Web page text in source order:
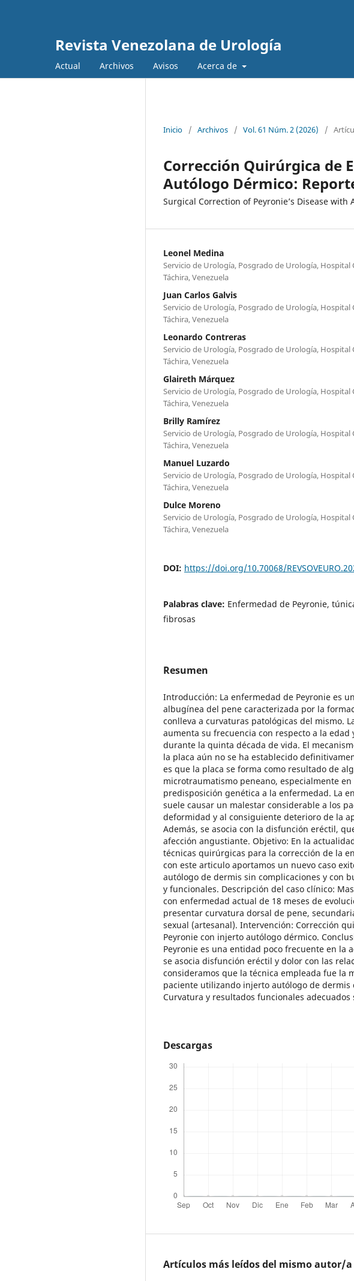
Revista Venezolana de Urología
Actual Archivos Avisos Acerca de
Inicio / Archivos / Vol. 61 Núm. 2 (2026) /
Corrección Quirúrgica de
Autólogo Dérmico:
Surgical Correction of Peyronie’s Disease
Leonel Medina
Servicio de Urología, Posgrado de Urología, Hospital
Táchira, Venezuela
Juan Carlos Galvis
Servicio de Urología, Posgrado de Urología, Hospital
Táchira, Venezuela
Leonardo Contreras
Servicio de Urología, Posgrado de Urología, Hospital
Táchira, Venezuela
Glaireth Márquez
Servicio de Urología, Posgrado de Urología, Hospital
Táchira, Venezuela
Brilly Ramírez
Servicio de Urología, Posgrado de Urología, Hospital
Táchira, Venezuela
Manuel Luzardo
Servicio de Urología, Posgrado de Urología, Hospital
Táchira, Venezuela
Dulce Moreno
Servicio de Urología, Posgrado de Urología, Hospital
Táchira, Venezuela
DOI: https://doi.org/10.70068/
Palabras clave: Enfermedad de Peyronie,
fibrosas
Resumen
Introducción: La enfermedad de Peyronie es
albugínea del pene caracterizada por la
conlleva a curvaturas patológicas del mismo.
aumenta su frecuencia con respecto a la
durante la quinta década de vida. El
la placa aún no se ha establecido
es que la placa se forma como resultado de
microtraumatismo peneano, especialmente en
predisposición genética a la enfermedad. La
suele causar un malestar considerable a los
deformidad y al consiguiente deterioro de la
Además, se asocia con la disfunción eréctil,
afección angustiante. Objetivo: En la
técnicas quirúrgicas para la corrección de la
con este articulo aportamos un nuevo caso
autólogo de dermis sin complicaciones y con
y funcionales. Descripción del caso clínico:
con enfermedad actual de 18 meses de
presentar curvatura dorsal de pene,
sexual (artesanal). Intervención: Corrección
Peyronie con injerto autólogo dérmico.
Peyronie es una entidad poco frecuente en la
se asocia disfunción eréctil y dolor con las
consideramos que la técnica empleada fue la
paciente utilizando injerto autólogo de dermis
Curvatura y resultados funcionales
Descargas
Artículos más leídos del mismo autor/a